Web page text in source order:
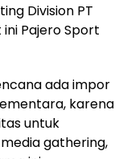
Division PT
ini Pajero Sport
ada impor
karena
untuk
gathering,